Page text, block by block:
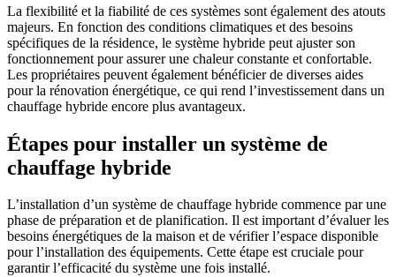
La flexibilité et la fiabilité de ces systèmes sont également des atouts
majeurs. En fonction des conditions climatiques et des besoins
spécifiques de la résidence, le système hybride peut ajuster son
fonctionnement pour assurer une chaleur constante et confortable.
Les propriétaires peuvent également bénéficier de diverses aides
pour la rénovation énergétique, ce qui rend l’investissement dans un
chauffage hybride encore plus avantageux.
Étapes pour installer un système de
chauffage hybride
L’installation d’un système de chauffage hybride commence par une
phase de préparation et de planification. Il est important d’évaluer les
besoins énergétiques de la maison et de vérifier l’espace disponible
pour l’installation des équipements. Cette étape est cruciale pour
garantir l’efficacité du système une fois installé.